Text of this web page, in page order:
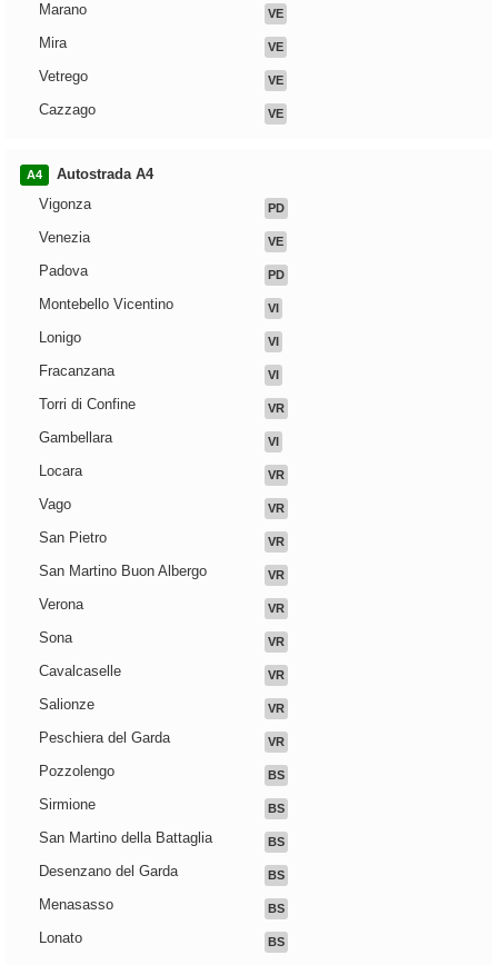
Marano VE
Mira VE
Vetrego VE
Cazzago VE
A4
Autostrada A4
Vigonza
PD
Venezia VE
Padova PD
Montebello Vicentino VI
Lonigo VI
Fracanzana VI
Torri di Confine VR
Gambellara VI
Locara VR
Vago VR
San Pietro VR
San Martino Buon Albergo VR
Verona VR
Sona VR
Cavalcaselle VR
Salionze VR
Peschiera del Garda VR
Pozzolengo BS
Sirmione BS
San Martino della Battaglia BS
Desenzano del Garda BS
Menasasso BS
Lonato BS